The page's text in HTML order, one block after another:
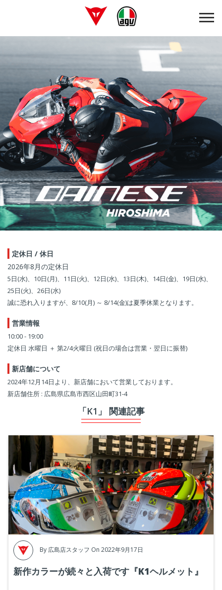
定休日 / 休日
2026年8月の定休日
5日(水)、10日(月)、11日(火)、12日(水)、13日(木)、14日(金)、19日(水)、
25日(火)、26日(水)
誠に恐れ入りますが、8/10(月) ～ 8/14(金)は夏季休業となります。
営業情報
10:00 - 19:00
定休日 水曜日 ＋ 第2/4火曜日 (祝日の場合は営業・翌日に振替)
新店舗について
2024年12月14日より、新店舗において営業しております。
新店舗住所 : 広島県広島市西区山田町31-4
「K1」 関連記事
By 広島店スタッフ On 2022年9月17日
新作カラーが続々と入荷です『K1ヘルメット』